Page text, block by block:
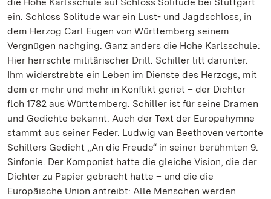
ein. Schloss Solitude war ein Lust- und Jagdschloss, in
dem Herzog Carl Eugen von Württemberg seinem
Vergnügen nachging. Ganz anders die Hohe Karlsschule:
Hier herrschte militärischer Drill. Schiller litt darunter.
Ihm widerstrebte ein Leben im Dienste des Herzogs, mit
dem er mehr und mehr in Konflikt geriet – der Dichter
floh 1782 aus Württemberg. Schiller ist für seine Dramen
und Gedichte bekannt. Auch der Text der Europahymne
stammt aus seiner Feder. Ludwig van Beethoven vertonte
Schillers Gedicht „An die Freude“ in seiner berühmten 9.
Sinfonie. Der Komponist hatte die gleiche Vision, die der
Dichter zu Papier gebracht hatte – und die die
Europäische Union antreibt: Alle Menschen werden